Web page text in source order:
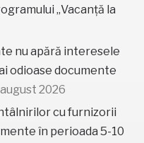
„Vacanță la
nu apără interesele
odioase documente
2026
cu furnizorii
în perioada 5-10